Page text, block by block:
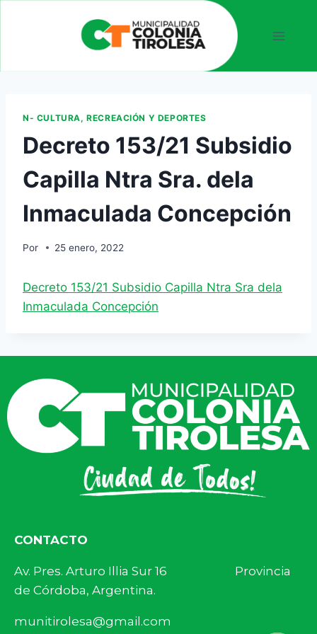
N- CULTURA, RECREACIÓN Y DEPORTES
Decreto 153/21 Subsidio
Capilla Ntra Sra. dela
Inmaculada Concepción
Por 25 enero, 2022
Decreto 153/21 Subsidio Capilla Ntra Sra dela
Inmaculada Concepción
CONTACTO
Av. Pres. Arturo Illia Sur 16 Provincia
de Córdoba, Argentina.
munitirolesa@gmail.com